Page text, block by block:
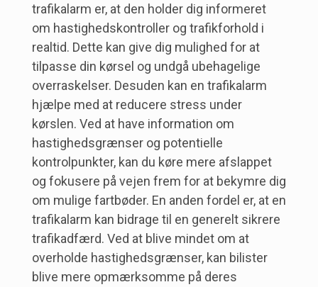
trafikalarm er, at den holder dig informeret
om hastighedskontroller og trafikforhold i
realtid. Dette kan give dig mulighed for at
tilpasse din kørsel og undgå ubehagelige
overraskelser. Desuden kan en trafikalarm
hjælpe med at reducere stress under
kørslen. Ved at have information om
hastighedsgrænser og potentielle
kontrolpunkter, kan du køre mere afslappet
og fokusere på vejen frem for at bekymre dig
om mulige fartbøder. En anden fordel er, at en
trafikalarm kan bidrage til en generelt sikrere
trafikadfærd. Ved at blive mindet om at
overholde hastighedsgrænser, kan bilister
blive mere opmærksomme på deres